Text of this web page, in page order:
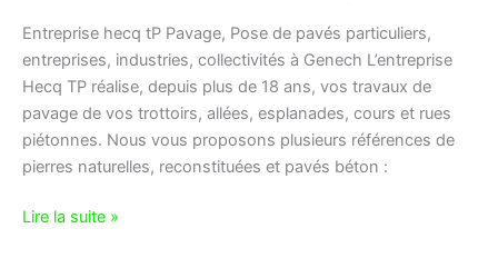
Entreprise hecq tP Pavage, Pose de pavés particuliers,
entreprises, industries, collectivités à Genech L’entreprise
Hecq TP réalise, depuis plus de 18 ans, vos travaux de
pavage de vos trottoirs, allées, esplanades, cours et rues
piétonnes. Nous vous proposons plusieurs références de
pierres naturelles, reconstituées et pavés béton :
Lire la suite »